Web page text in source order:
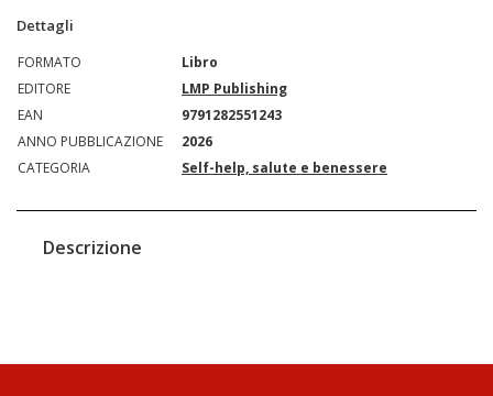
Dettagli
FORMATO
Libro
EDITORE
LMP Publishing
EAN
9791282551243
ANNO PUBBLICAZIONE
2026
CATEGORIA
Self-help, salute e benessere
Descrizione